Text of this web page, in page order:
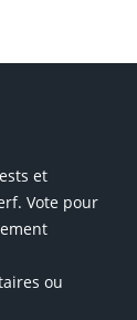
et
Vote pour
ou